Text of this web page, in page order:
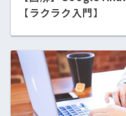
【ラクラク入門】